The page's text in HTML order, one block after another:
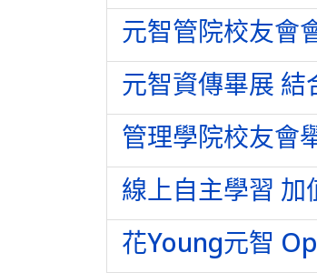
元智管院校友會
元智資傳畢展
管理學院校友會
線上自主學習 加
花Young元智